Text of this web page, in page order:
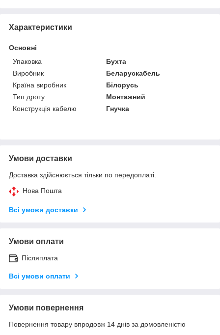
Характеристики
Основні
Упаковка
Бухта
Виробник
Беларускабель
Країна виробник
Білорусь
Тип дроту
Монтажний
Конструкція кабелю
Гнучка
Умови доставки
Доставка здійснюється тільки по передоплаті.
Нова Пошта
Всі умови доставки
Умови оплати
Післяплата
Всі умови оплати
Умови повернення
Повернення товару впродовж 14 днів за домовленістю